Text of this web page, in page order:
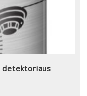
detektoriaus